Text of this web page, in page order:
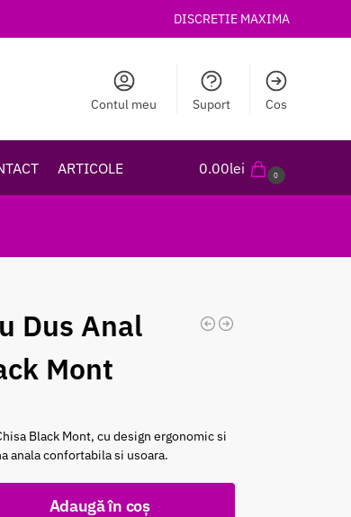
DISCRETIE MAXIMA
Contul meu Suport Cos
ARTICOLE 0.00lei 0
Dus Anal
Mont
Black Mont, cu design ergonomic si
anala confortabila si usoara.
Adaugă în coș